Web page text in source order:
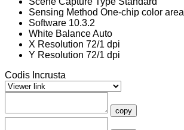
Sensing Method One-chip color area
Software 10.3.2
White BalanceAuto
X Resolution 72/1 dpi
Y Resolution 72/1 dpi
Codis Incrusta
copy